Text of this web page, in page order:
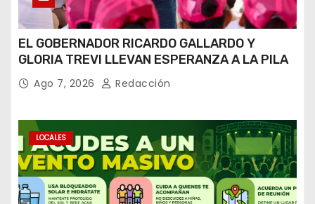
EL GOBERNADOR RICARDO GALLARDO Y
GLORIA TREVI LLEVAN ESPERANZA A LA PILA
Ago 7, 2026 Redacción
LOCALES